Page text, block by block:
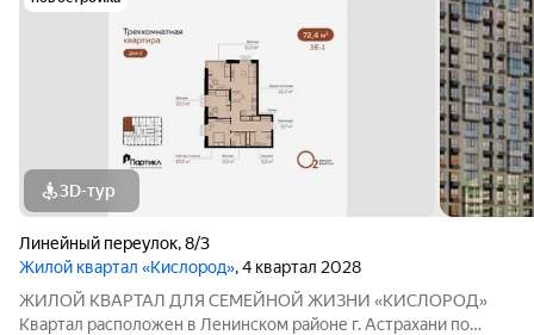
3D-тур
Линейный переулок,8/3
Жилой квартал «Кислород», 4 квартал 2028
ЖИЛОЙ КВАРТАЛ ДЛЯ СЕМЕЙНОЙ ЖИЗНИ «КИСЛОРОД»
Квартал расположен в Ленинском районе г. Астрахани по